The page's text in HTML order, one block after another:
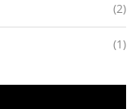
(2)
(1)